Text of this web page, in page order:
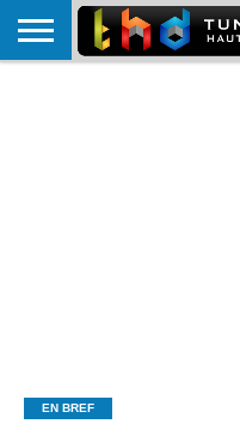
EN BREF